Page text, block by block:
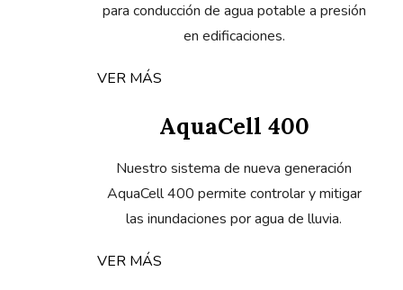
para conducción de agua potable a presión
en edificaciones.
VER MÁS
AquaCell 400
Nuestro sistema de nueva generación
AquaCell 400 permite controlar y mitigar
las inundaciones por agua de lluvia.
VER MÁS